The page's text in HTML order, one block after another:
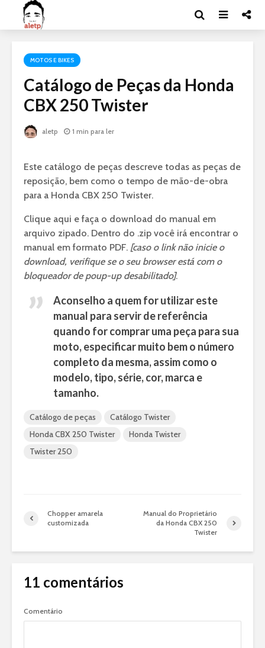
MOTOS E BIKES
Catálogo de Peças da Honda
CBX 250 Twister
aletp 1 min para ler
Este catálogo de peças descreve todas as peças de
reposição, bem como o tempo de mão-de-obra
para a Honda CBX 250 Twister.
Clique aqui e faça o download do manual em
arquivo zipado. Dentro do .zip você irá encontrar o
manual em formato PDF. [caso o link não inicie o
download, verifique se o seu browser está com o
bloqueador de poup-up desabilitado].
Aconselho a quem for utilizar este
manual para servir de referência
quando for comprar uma peça para sua
moto, especificar muito bem o número
completo da mesma, assim como o
modelo, tipo, série, cor, marca e
tamanho.
Catálogo de peças
Catálogo Twister
Honda CBX 250 Twister
Honda Twister
Twister 250
Chopper amarela
customizada
Manual do Proprietário
da Honda CBX 250
Twister
11 comentários
Comentário